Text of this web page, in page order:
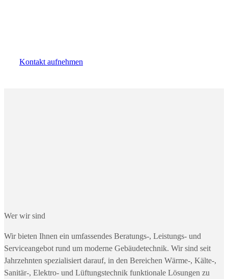
Kontakt aufnehmen
Wer wir sind
Wir bieten Ihnen ein umfassendes Beratungs-, Leistungs- und
Serviceangebot rund um moderne Gebäudetechnik. Wir sind seit
Jahrzehnten spezialisiert darauf, in den Bereichen Wärme-, Kälte-,
Sanitär-, Elektro- und Lüftungstechnik funktionale Lösungen zu